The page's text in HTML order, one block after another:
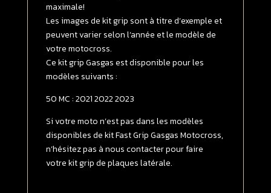
GRIP
Transparent
maximale!
Les images de kit grip sont à titre d’exemple et
peuvent varier selon l’année et le modèle de
votre motocross.
Ce kit grip Gasgas est disponible pour les
modèles suivants :
50 MC : 2021 2022 2023
Si votre moto n’est pas dans les modèles
disponibles de kit Fast Grip Gasgas Motocross,
n’hésitez pas à nous contacter pour faire
votre kit grip de plaques latérale.